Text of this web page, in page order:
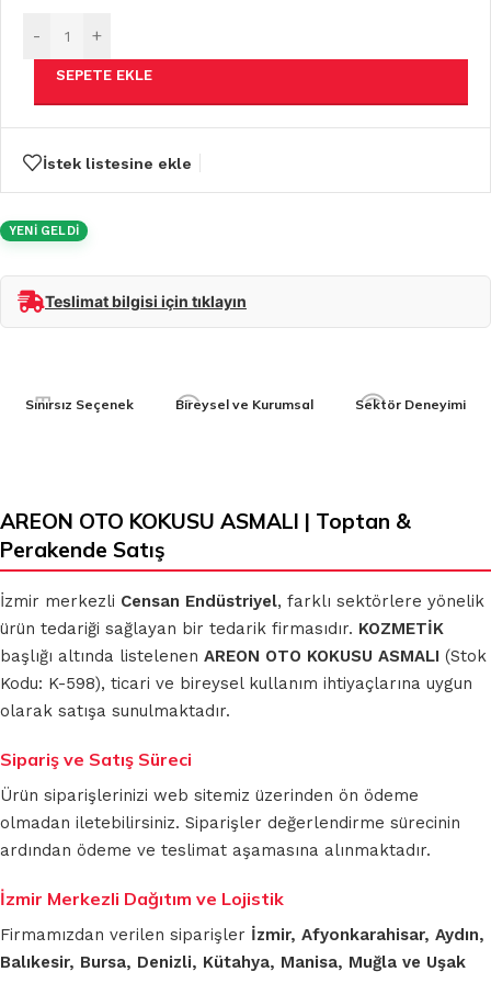
- +
SEPETE EKLE
İstek listesine ekle
YENİ GELDİ
Teslimat bilgisi için tıklayın
Sınırsız Seçenek Bireysel ve Kurumsal Sektör Deneyimi
AREON OTO KOKUSU ASMALI | Toptan &
Perakende Satış
İzmir merkezli Censan Endüstriyel, farklı sektörlere yönelik
ürün tedariği sağlayan bir tedarik firmasıdır. KOZMETİK
başlığı altında listelenen AREON OTO KOKUSU ASMALI (Stok
Kodu: K-598), ticari ve bireysel kullanım ihtiyaçlarına uygun
olarak satışa sunulmaktadır.
Sipariş ve Satış Süreci
Ürün siparişlerinizi web sitemiz üzerinden ön ödeme
olmadan iletebilirsiniz. Siparişler değerlendirme sürecinin
ardından ödeme ve teslimat aşamasına alınmaktadır.
İzmir Merkezli Dağıtım ve Lojistik
Firmamızdan verilen siparişler İzmir, Afyonkarahisar, Aydın,
Balıkesir, Bursa, Denizli, Kütahya, Manisa, Muğla ve Uşak